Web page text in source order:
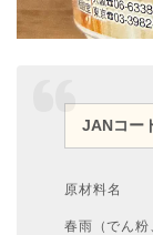
JANコー
原材料名
春雨（でん粉